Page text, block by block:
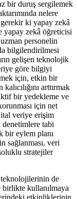
bir duruş sergilemek
nelere
ki yapay zekâ
yapay zekâ öğreticisi
personelin
bilgilendirilmesi
gelişen teknolojik
göre bilgiyi
için, etkin bir
arttırmak
bir yedekleme ve
için net
veriye erişim
tabi
bir eylem planı
sağlanması, veri
stratejiler
teknolojilerinin de
kullanılmaya
etkinliklerinin